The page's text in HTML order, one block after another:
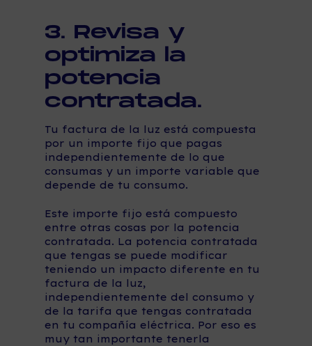
3. Revisa y
optimiza la
potencia
contratada.
Tu factura de la luz está compuesta
por un importe fijo que pagas
independientemente de lo que
consumas y un importe variable que
depende de tu consumo.
Este importe fijo está compuesto
entre otras cosas por la potencia
contratada. La potencia contratada
que tengas se puede modificar
teniendo un impacto diferente en tu
factura de la luz,
independientemente del consumo y
de la tarifa que tengas contratada
en tu compañía eléctrica. Por eso es
muy tan importante tenerla